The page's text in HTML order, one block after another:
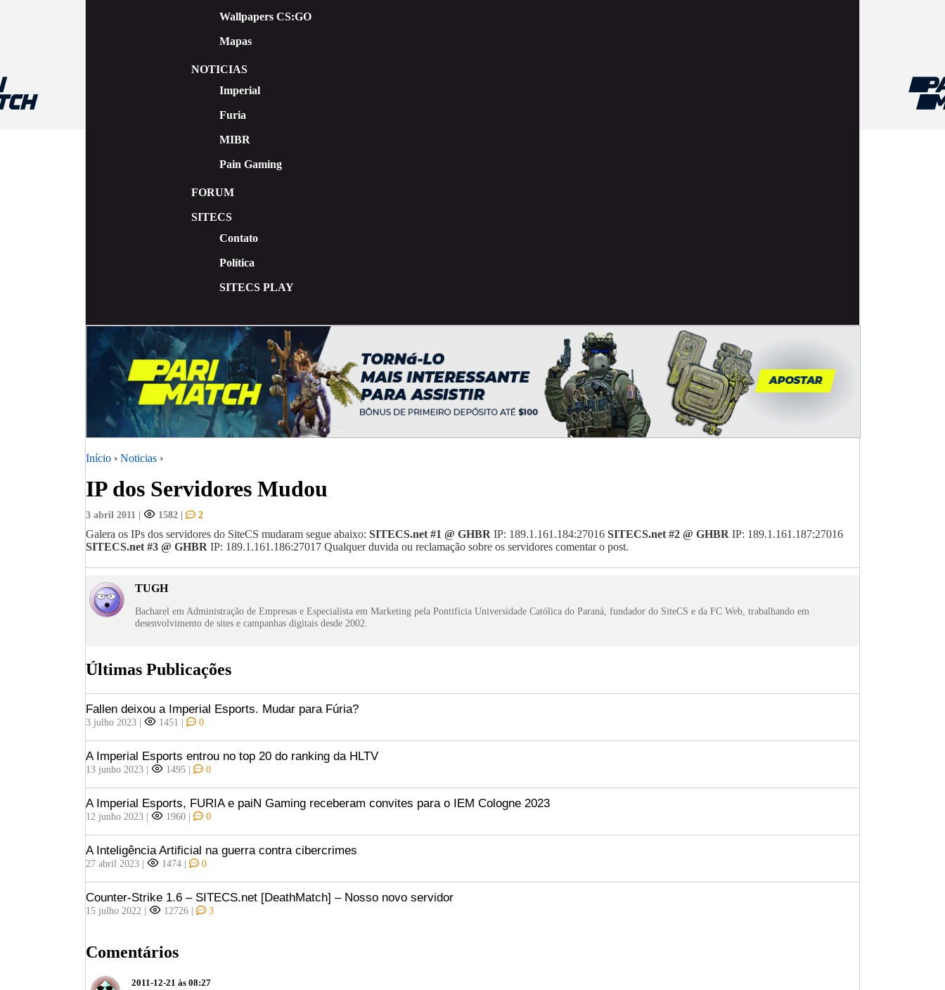
Wallpapers CS:GO
Mapas
NOTICIAS
Imperial
Furia
MIBR
Pain Gaming
FORUM
SITECS
Contato
Política
SITECS PLAY
Início › Noticias ›
IP dos Servidores Mudou
3 abril 2011 | 1582 | 2
Galera os IPs dos servidores do SiteCS mudaram segue abaixo: SITECS.net #1 @ GHBR IP: 189.1.161.184:27016 SITECS.net #2 @ GHBR IP: 189.1.161.187:27016
SITECS.net #3 @ GHBR IP: 189.1.161.186:27017 Qualquer duvida ou reclamação sobre os servidores comentar o post.
TUGH
Bacharel em Administração de Empresas e Especialista em Marketing pela Pontifícia Universidade Católica do Paraná, fundador do SiteCS e da FC Web, trabalhando em
desenvolvimento de sites e campanhas digitais desde 2002.
Últimas Publicações
Fallen deixou a Imperial Esports. Mudar para Fúria?
3 julho 2023 | 1451 | 0
A Imperial Esports entrou no top 20 do ranking da HLTV
13 junho 2023 | 1495 | 0
A Imperial Esports, FURIA e paiN Gaming receberam convites para o IEM Cologne 2023
12 junho 2023 | 1960 | 0
A Inteligência Artificial na guerra contra cibercrimes
27 abril 2023 | 1474 | 0
Counter-Strike 1.6 – SITECS.net [DeathMatch] – Nosso novo servidor
15 julho 2022 | 12726 | 3
Comentários
2011-12-21 às 08:27